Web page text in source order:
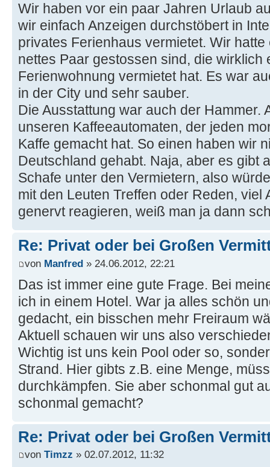
Wir haben vor ein paar Jahren Urlaub
wir einfach Anzeigen durchstöbert in
privates Ferienhaus vermietet. Wir
nettes Paar gestossen sind, die wirklich
Ferienwohnung vermietet hat. Es war
in der City und sehr sauber.
Die Ausstattung war auch der Hammer.
unseren Kaffeeautomaten, der jeden
Kaffe gemacht hat. So einen haben wir
Deutschland gehabt. Naja, aber es gibt
Schafe unter den Vermietern, also
mit den Leuten Treffen oder Reden, viel
genervt reagieren, weiß man ja dann
Re: Privat oder bei Großen
von Manfred » 24.06.2012, 22:21
Das ist immer eine gute Frage. Bei
ich in einem Hotel. War ja alles schön
gedacht, ein bisschen mehr Freiraum
Aktuell schauen wir uns also
Wichtig ist uns kein Pool oder so,
Strand. Hier gibts z.B. eine Menge,
durchkämpfen. Sie aber schonmal gut
schonmal gemacht?
Re: Privat oder bei Großen
von Timzz » 02.07.2012, 11:32